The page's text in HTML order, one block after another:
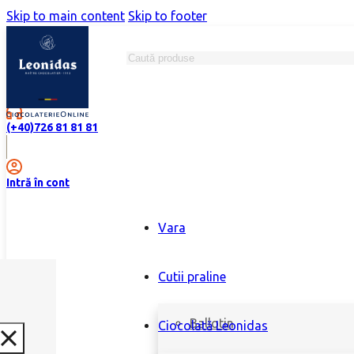
Skip to main content Skip to footer
Magazine
(+40)726 81 81 81
Intră în cont
Vara
Cutii praline
Ballotin
Ciocolată Leonidas